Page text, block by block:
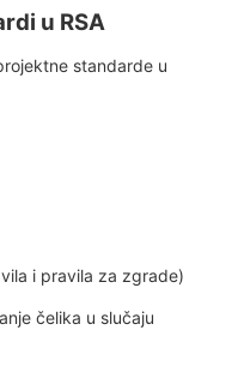
u RSA
standarde u
i pravila za zgrade)
čelika u slučaju